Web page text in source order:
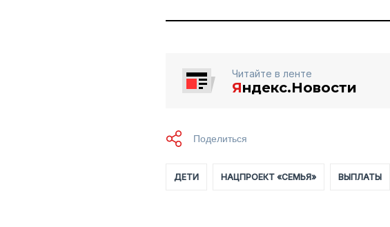
Читайте в ленте
Яндекс.Новости
ДЕТИ НАЦПРОЕКТ «СЕМЬЯ» ВЫПЛАТЫ